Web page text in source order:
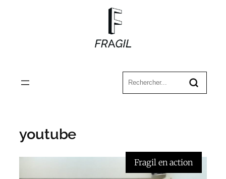
youtube
Fragil en action